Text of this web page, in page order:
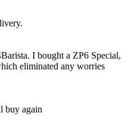
I bought a ZP6 Special,
eliminated any worries
buy again